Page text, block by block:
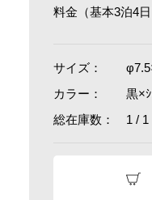
料金（基本3泊4日
サイズ：
カラー：
黒×
総在庫数：
1 / 1